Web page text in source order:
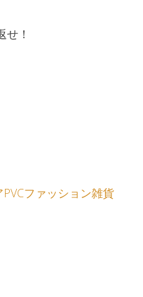
せ！
ファッション雑貨